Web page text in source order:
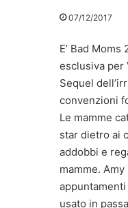
07/12/2017
E’ Bad
esclusiva per
Sequel
convenzioni
Le mamme
star dietro ai
addobbi e
mamme.
usato in